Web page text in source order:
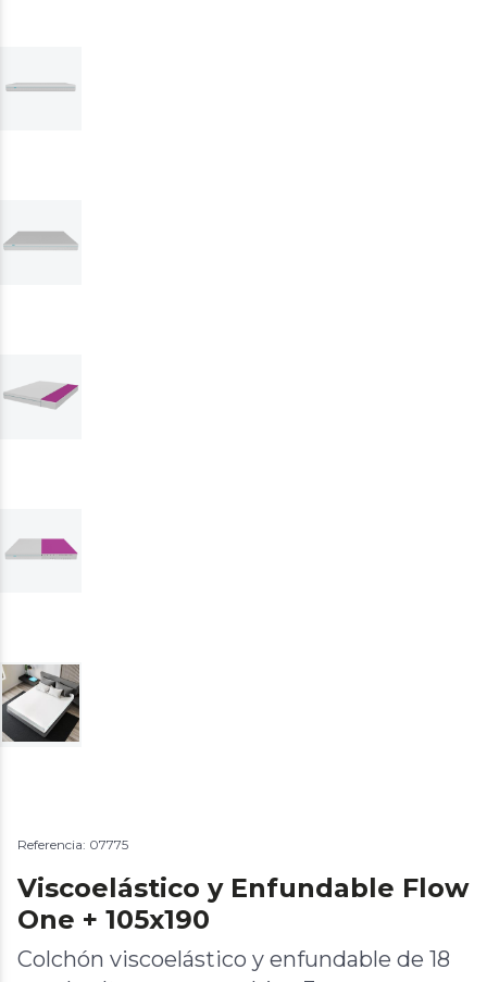
Referencia: 07775
Viscoelástico y Enfundable Flow
One + 105x190
Colchón viscoelástico y enfundable de 18